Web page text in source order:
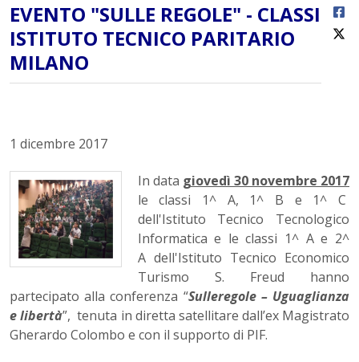
EVENTO "SULLE REGOLE" - CLASSI
ISTITUTO TECNICO PARITARIO
MILANO
1 dicembre 2017
In data giovedì 30 novembre 2017
le classi 1^ A, 1^ B e 1^ C
dell'Istituto Tecnico Tecnologico
Informatica e le classi 1^ A e 2^
A dell'Istituto Tecnico Economico
Turismo S. Freud hanno
partecipato alla conferenza “Sulleregole – Uguaglianza
e libertà”, tenuta in diretta satellitare dall’ex Magistrato
Gherardo Colombo e con il supporto di PIF.